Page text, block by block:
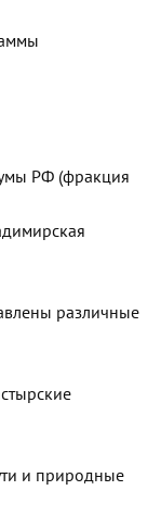
РФ (фракция
различные
и природные